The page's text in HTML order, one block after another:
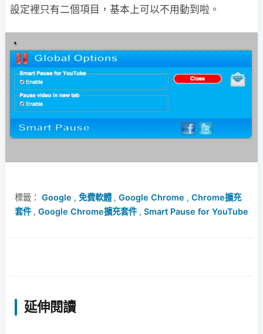
設定裡只有二個項目，基本上可以不用動到啦。
標籤： Google , 免費軟體, Google Chrome , Chrome擴充
套件, Google Chrome擴充套件, Smart Pause for YouTube
延伸閱讀